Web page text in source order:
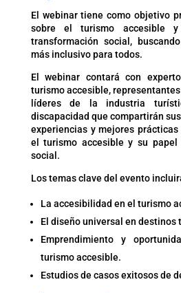
El webinar tiene como objetivo
sobre el turismo accesible
transformación social,
más inclusivo para todos.
El webinar contará con
turismo accesible,
líderes de la industria
discapacidad que compartirán
experiencias y mejores
el turismo accesible y su papel
social.
Los temas clave del evento
La accesibilidad en el turismo
El diseño universal en destinos
Emprendimiento y
turismo accesible.
Estudios de casos exitosos de